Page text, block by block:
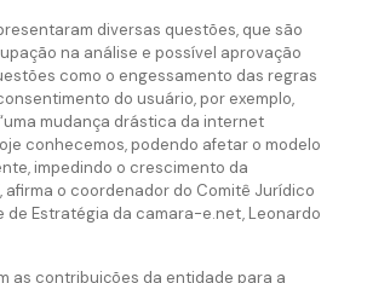
diversas questões, que são
na análise e possível aprovação
como o engessamento das regras
do usuário, por exemplo,
mudança drástica da internet
conhecemos, podendo afetar o modelo
impedindo o crescimento da
afirma o coordenador do Comitê Jurídico
Estratégia da camara-e.net, Leonardo
as contribuições da entidade para a